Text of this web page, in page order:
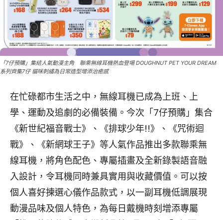
「7仔預購」集結人氣動漫主角 聯乘無線耳機熱血登場 DOUGHNUT PET YOUR DREAM
系列齊集7仔 貓咪刺繡為日常造型增添治癒感
在忙碌都市生活之中，無線耳機已成為上班、上
學、運動及追劇的必備裝備。今次「7仔預購」集合
《新世紀福音戰士》、《排球少年!!》、《咒術迴
戰》、《新網球王子》等人氣作品推出多款聯乘無
線耳機，將角色配色、專屬插畫及全新錄製語音融
入設計，令耳機同時兼具實用與收藏價值。可以按
個人喜好揀選心儀作品款式，以一副耳機低調展現
動漫品味及個人特色，為每日戴機時刻增添專屬